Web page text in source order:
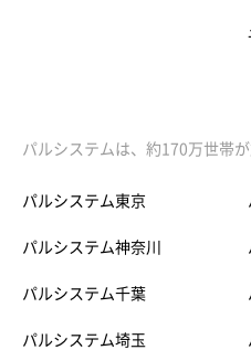
パルシステムは、約170万世帯
パルシステム東京
パルシステム神奈川
パルシステム千葉
パルシステム埼玉